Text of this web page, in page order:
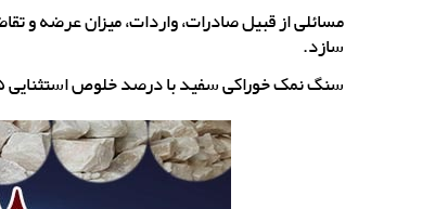
مسائلی از قبیل صادرات، واردات، میزان عرضه و
سازد.
سنگ نمک خوراکی سفید با درصد خلوص استثنایی ۹۹٫۵ درصد طبق جدول بالا قیمت گذاری شده است.